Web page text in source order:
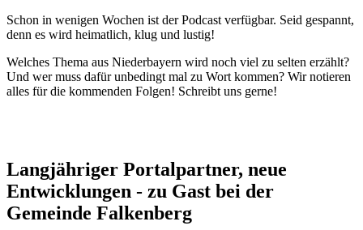
Schon in wenigen Wochen ist der Podcast verfügbar. Seid gespannt,
denn es wird heimatlich, klug und lustig!
Welches Thema aus Niederbayern wird noch viel zu selten erzählt?
Und wer muss dafür unbedingt mal zu Wort kommen? Wir notieren
alles für die kommenden Folgen! Schreibt uns gerne!
Langjähriger Portalpartner, neue
Entwicklungen - zu Gast bei der
Gemeinde Falkenberg